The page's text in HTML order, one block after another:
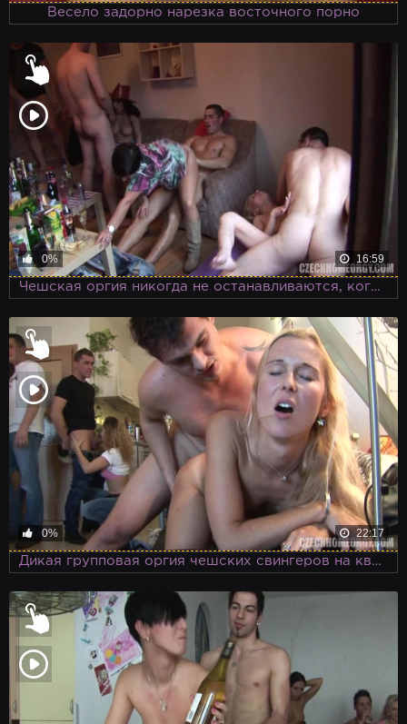
Весело задорно нарезка восточного порно
0% 16:59
Чешская оргия никогда не останавливаются, когда кто-то из бойцов сдается ему на смену, приходят новые силы
0% 22:17
Дикая групповая оргия чешских свингеров на квартире одного из них